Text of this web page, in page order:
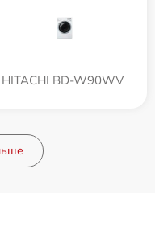
HITACHI BD-W90WV